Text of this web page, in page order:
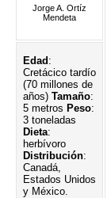
Jorge A. Ortíz
Mendeta
Edad :
Cretácico tardío
(70 millones de
años) Tamaño:
5 metros Peso:
3 toneladas
Dieta:
herbívoro
Distribución:
Canadá,
Estados Unidos
y México.